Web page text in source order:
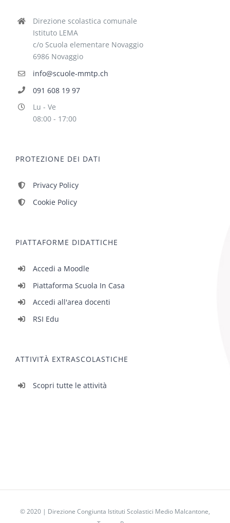
Direzione scolastica comunale
Istituto LEMA
c/o Scuola elementare Novaggio
6986 Novaggio
info@scuole-mmtp.ch
091 608 19 97
Lu - Ve
08:00 - 17:00
PROTEZIONE DEI DATI
Privacy Policy
Cookie Policy
PIATTAFORME DIDATTICHE
Accedi a Moodle
Piattaforma Scuola In Casa
Accedi all'area docenti
RSI Edu
ATTIVITÀ EXTRASCOLASTICHE
Scopri tutte le attività
© 2020 | Direzione Congiunta Istituti Scolastici Medio Malcantone,